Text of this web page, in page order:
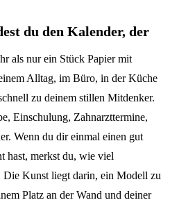
du den Kalender, der
als nur ein Stück Papier mit
Alltag, im Büro, in der Küche
zu deinem stillen Mitdenker.
Einschulung, Zahnarzttermine,
Wenn du dir einmal einen gut
hast, merkst du, wie viel
Die Kunst liegt darin, ein Modell zu
Platz an der Wand und deiner